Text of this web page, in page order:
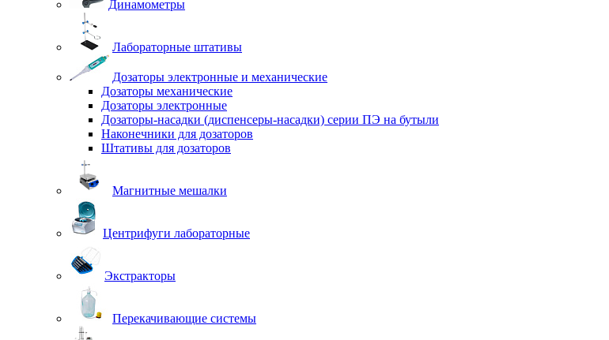
Динамометры
Лабораторные штативы
Дозаторы электронные и механические
Дозаторы механические
Дозаторы электронные
Дозаторы-насадки (диспенсеры-насадки) серии ПЭ на бутыли
Наконечники для дозаторов
Штативы для дозаторов
Магнитные мешалки
Центрифуги лабораторные
Экстракторы
Перекачивающие системы